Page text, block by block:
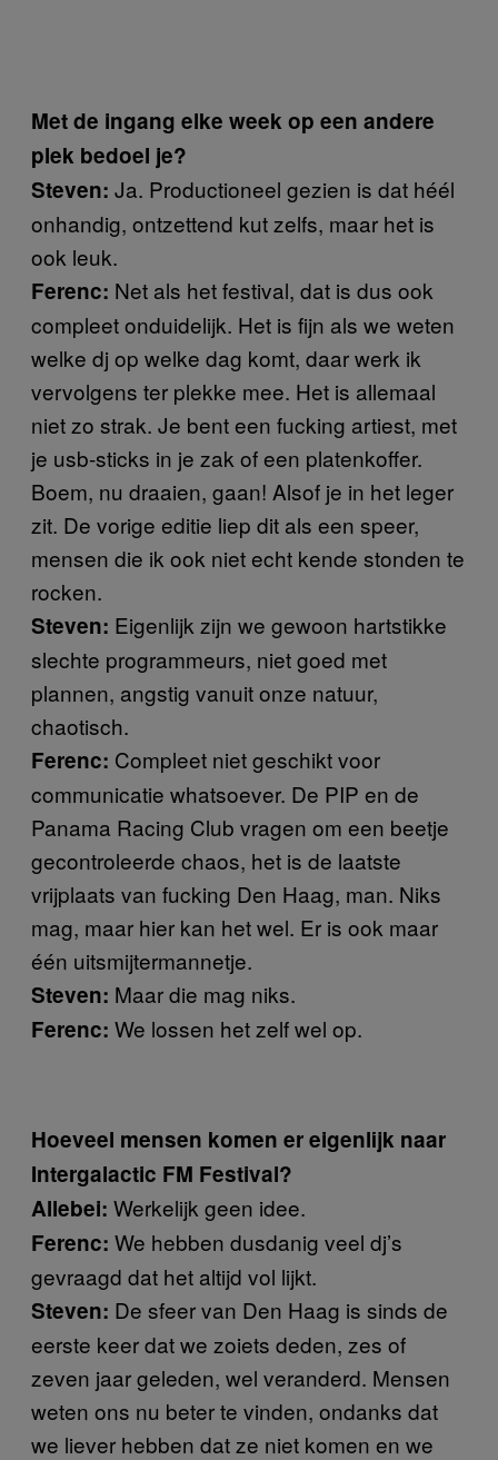
Met de ingang elke week op een andere
plek bedoel je?
Steven: Ja. Productioneel gezien is dat héél
onhandig, ontzettend kut zelfs, maar het is
ook leuk.
Ferenc: Net als het festival, dat is dus ook
compleet onduidelijk. Het is fijn als we weten
welke dj op welke dag komt, daar werk ik
vervolgens ter plekke mee. Het is allemaal
niet zo strak. Je bent een fucking artiest, met
je usb-sticks in je zak of een platenkoffer.
Boem, nu draaien, gaan! Alsof je in het leger
zit. De vorige editie liep dit als een speer,
mensen die ik ook niet echt kende stonden te
rocken.
Steven: Eigenlijk zijn we gewoon hartstikke
slechte programmeurs, niet goed met
plannen, angstig vanuit onze natuur,
chaotisch.
Ferenc: Compleet niet geschikt voor
communicatie whatsoever. De PIP en de
Panama Racing Club vragen om een beetje
gecontroleerde chaos, het is de laatste
vrijplaats van fucking Den Haag, man. Niks
mag, maar hier kan het wel. Er is ook maar
één uitsmijtermannetje.
Steven: Maar die mag niks.
Ferenc: We lossen het zelf wel op.
Hoeveel mensen komen er eigenlijk naar
Intergalactic FM Festival?
Allebei: Werkelijk geen idee.
Ferenc: We hebben dusdanig veel dj’s
gevraagd dat het altijd vol lijkt.
Steven: De sfeer van Den Haag is sinds de
eerste keer dat we zoiets deden, zes of
zeven jaar geleden, wel veranderd. Mensen
weten ons nu beter te vinden, ondanks dat
we liever hebben dat ze niet komen en we